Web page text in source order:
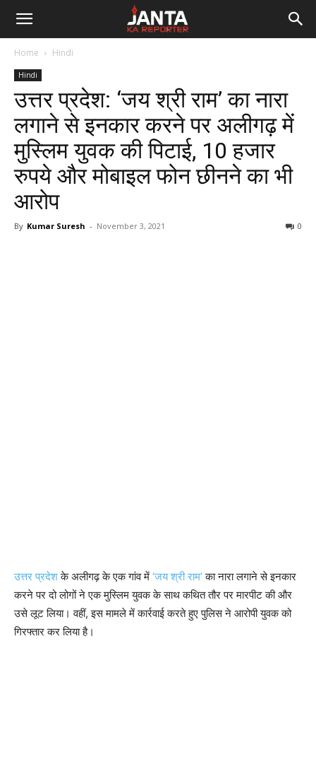
Janta
Reporter
Home Hindi
Hindi
उत्तर प्रदेश: ‘जय श्री राम’ का नारा
लगाने से इनकार करने पर अलीगढ़ में
मुस्लिम युवक की पिटाई, 10 हजार
रुपये और मोबाइल फोन छीनने का भी
आरोप
By Kumar Suresh - November 3, 2021 0
उत्तर प्रदेशके अलीगढ़ के एक गांव में ‘जय श्री राम’का नारा लगाने से इनकार
करने पर दो लोगों ने एक मुस्लिम युवक के साथ कथित तौर पर मारपीट की और
उसे लूट लिया। वहीं, इस मामले में कार्रवाई करते हुए पुलिस ने आरोपी युवक को
गिरफ्तार कर लिया है।